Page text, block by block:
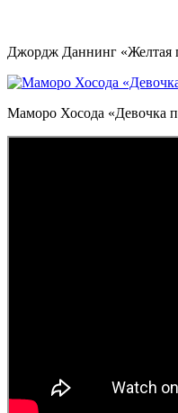
Джордж Даннинг «Желтая
Маморо Хосода «Девочка